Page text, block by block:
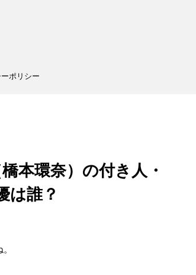
ポリシー
本環奈）の付き人・
は誰？